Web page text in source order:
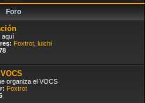
Foro
aquí
Foxtrot luichi
organiza el VOCS
Foxtrot